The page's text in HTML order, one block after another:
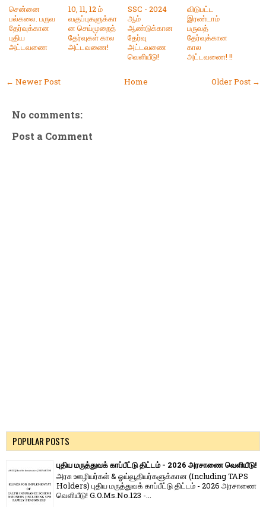
சென்னை
பல்கலை. பருவ
தேர்வுக்கான
புதிய
அட்டவணை
10, 11, 12 ம்
வகுப்புகளுக்கா
ன செய்முறைத்
தேர்வுகள் கால
அட்டவணை!
SSC - 2024
ஆம்
ஆண்டுக்கான
தேர்வு
அட்டவணை
வெளியீடு!
விடுபட்ட
இரண்டாம்
பருவத்
தேர்வுக்கான
கால
அட்டவணை! !!
← Newer Post Older Post →
Home
No comments:
Post a Comment
POPULAR POSTS
புதிய மருத்துவக் காப்பீட்டு திட்டம் - 2026 அரசாணை வெளியீடு!
அரசு ஊழியர்கள் & ஓய்வூதியர்களுக்கான (Including TAPS
Holders) புதிய மருத்துவக் காப்பீட்டு திட்டம் - 2026 அரசாணை
வெளியீடு! G.O.Ms.No.123 -...